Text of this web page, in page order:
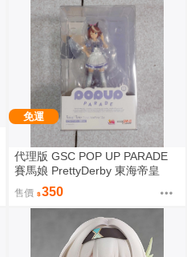
免運
代理版 GSC POP UP PARADE
賽馬娘 PrettyDerby 東海帝皇
售價 350